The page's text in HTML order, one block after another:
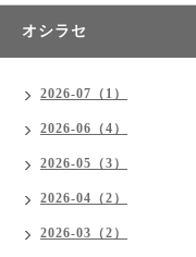
オシラセ
2026-07（1）
2026-06（4）
2026-05（3）
2026-04（2）
2026-03（2）